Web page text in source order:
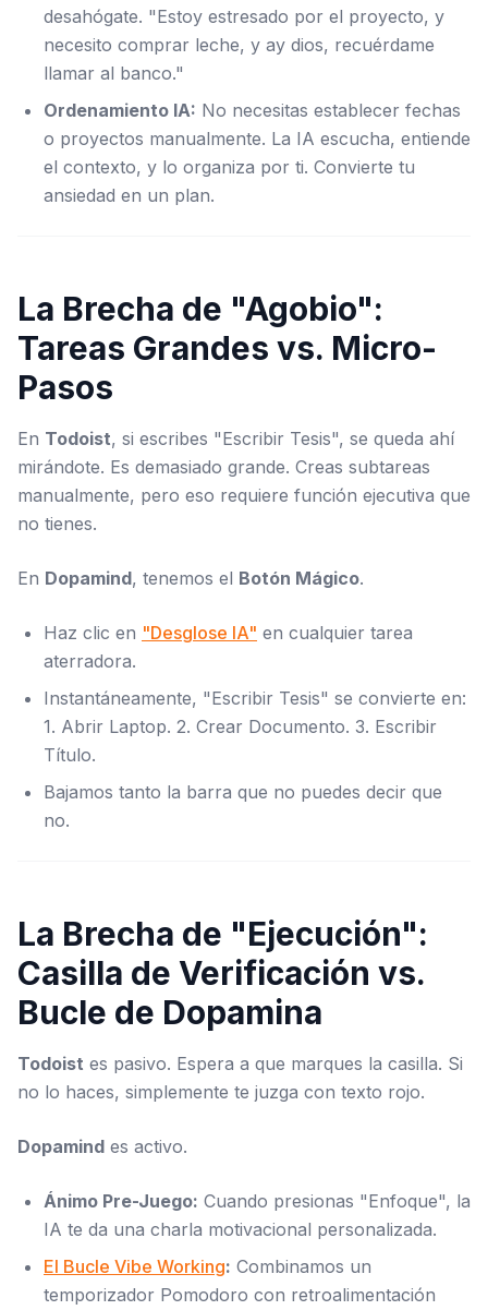
desahógate. "Estoy estresado por el proyecto, y
necesito comprar leche, y ay dios, recuérdame
llamar al banco."
Ordenamiento IA: No necesitas establecer fechas
o proyectos manualmente. La IA escucha, entiende
el contexto, y lo organiza por ti. Convierte tu
ansiedad en un plan.
La Brecha de "Agobio":
Tareas Grandes vs. Micro-
Pasos
En Todoist, si escribes "Escribir Tesis", se queda ahí
mirándote. Es demasiado grande. Creas subtareas
manualmente, pero eso requiere función ejecutiva que
no tienes.
En Dopamind, tenemos el Botón Mágico.
Haz clic en "Desglose IA" en cualquier tarea
aterradora.
Instantáneamente, "Escribir Tesis" se convierte en:
1. Abrir Laptop. 2. Crear Documento. 3. Escribir
Título.
Bajamos tanto la barra que no puedes decir que
no.
La Brecha de "Ejecución":
Casilla de Verificación vs.
Bucle de Dopamina
Todoist es pasivo. Espera a que marques la casilla. Si
no lo haces, simplemente te juzga con texto rojo.
Dopamind es activo.
Ánimo Pre-Juego: Cuando presionas "Enfoque", la
IA te da una charla motivacional personalizada.
El Bucle Vibe Working: Combinamos un
temporizador Pomodoro con retroalimentación